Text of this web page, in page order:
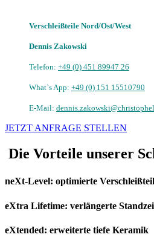
Verschleißteile Nord/Ost/West
Dennis Zakowski
Telefon: +49 (0) 451 89947 26
What`s App: +49 (0) 151 15510790
E-Mail:
JETZT ANFRAGE STELLEN
Die Vorteile unserer
neXt-Level: optimierte
eXtra Lifetime: verlängerte
eXtended: erweiterte tiefe Keramik